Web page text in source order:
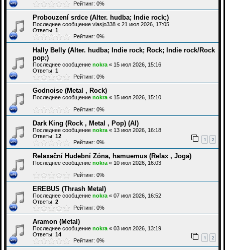
Рейтинг: 0%
Probouzení srdce (Alter. hudba; Indie rock;)
Последнее сообщение vlasjo338 « 21 июл 2026, 17:05
Ответы: 1
Рейтинг: 0%
Hally Belly (Alter. hudba; Indie rock; Rock; Indie rock/Rock
pop;)
Последнее сообщение nokra « 15 июл 2026, 15:16
Ответы: 1
Рейтинг: 0%
Godnoise (Metal , Rock)
Последнее сообщение nokra « 15 июл 2026, 15:10
Рейтинг: 0%
Dark King (Rock , Metal , Pop) (Al)
Последнее сообщение nokra « 13 июл 2026, 16:18
Ответы: 12 1 2
Рейтинг: 0%
Relaxační Hudební Zóna, hamuemus (Relax , Joga)
Последнее сообщение nokra « 10 июл 2026, 16:03
Рейтинг: 0%
EREBUS (Thrash Metal)
Последнее сообщение nokra « 07 июл 2026, 16:52
Ответы: 2
Рейтинг: 0%
Aramon (Metal)
Последнее сообщение nokra « 03 июл 2026, 13:19
Ответы: 14 1 2
Рейтинг: 0%